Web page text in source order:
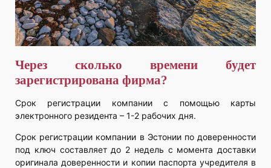
Через сколько времени будет
зарегистрирована фирма?
Срок регистрации компании с помощью карты
электронного резидента – 1-2 рабочих дня.
Срок регистрации компании в Эстонии по доверенности
под ключ составляет до 2 недель с момента доставки
оригинала доверенности и копии паспорта учредителя в